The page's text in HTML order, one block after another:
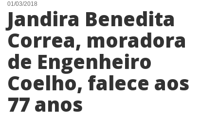
NOTÍCIAS
LISTA DIGITAL
TELEFONES ÚTEIS
ANUNCIE
01/03/2018
Jandira Benedita
Correa, moradora
de Engenheiro
Coelho, falece aos
77 anos